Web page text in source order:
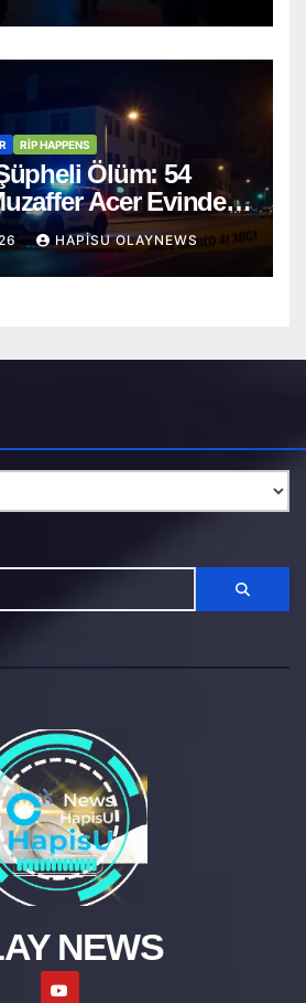
RİP HAPPENS
Ölüm: 54
Acer Evinde
HAPISU OLAYNEWS
NEWS